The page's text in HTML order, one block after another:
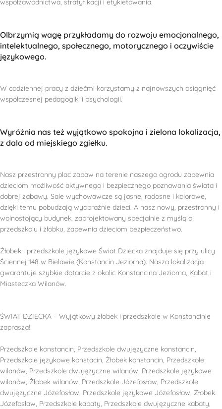
współzawodnictwa, stratyfikacji i etykietowania.
Olbrzymią wagę przykładamy do rozwoju emocjonalnego,
intelektualnego, społecznego, motorycznego i oczywiście
językowego.
W codziennej pracy z dziećmi korzystamy z najnowszych osiągnięć
współczesnej pedagogiki i psychologii.
Wyróżnia nas też wyjątkowo spokojna i zielona lokalizacja,
z dala od miejskiego zgiełku.
Nasz przestronny plac zabaw na terenie naszego ogrodu zapewnia
dzieciom możliwość aktywnego i bezpiecznego poznawania świata i
dobrej zabawy. Sale wychowawcze są jasne, radosne i kolorowe,
dzięki temu pobudzają wyobraźnie dzieci. A nasz nowy, przestronny i
wolnostojący budynek, zaprojektowany specjalnie z myślą o
przedszkolu i żłobku, zapewnia dzieciom bezpieczeństwo.
Żłobek i przedszkole językowe Świat Dziecka znajduje się przy ulicy
Ściennej 148 w Bielawie (Konstancin Jeziorna). Nasza lokalizacja
gwarantuje szybkie dotarcie z okolic Konstancina Jeziorna, Kabat i
Miasteczka Wilanów.
ŚWIAT DZIECKA – Wyjątkowy żłobek i przedszkole w Konstancinie
zaprasza!
Przedszkole konstancin, Przedszkole dwujęzyczne konstancin,
Przedszkole językowe konstacin, Żłobek konstancin, Przedszkole
wilanów, Przedszkole dwujęzyczne wilanów, Przedszkole językowe
wilanów, Żłobek wilanów, Przedszkole Józefosław, Przedszkole
dwujęzyczne Józefosław, Przedszkole językowe Józefosław, Żłobek
Józefosław, Przedszkole kabaty, Przedszkole dwujęzyczne kabaty,